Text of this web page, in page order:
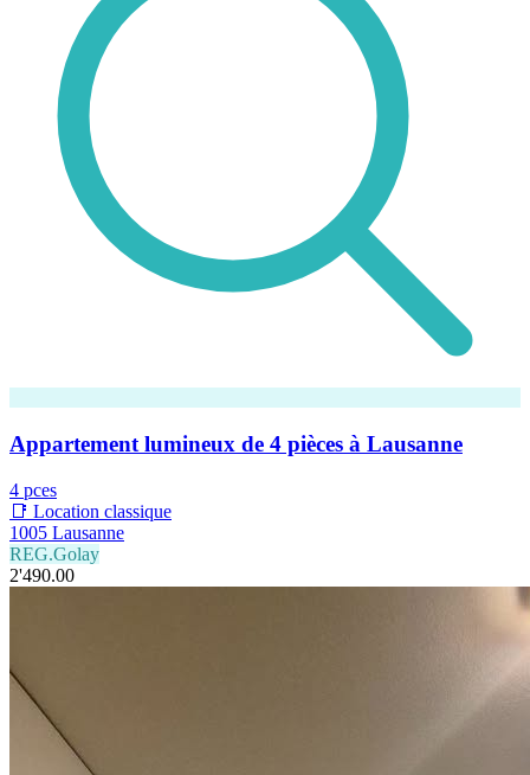
Appartement lumineux de 4 pièces à Lausanne
4 pces
📑 Location classique
1005 Lausanne
REG.Golay
2'490.00